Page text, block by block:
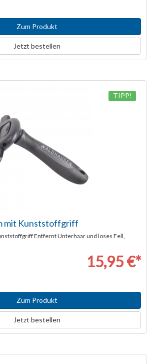
Zum Produkt
Jetzt bestellen
TIPP!
mit Kunststoffgriff
Entfernt Unterhaar und loses Fell,
15,95 €*
Zum Produkt
Jetzt bestellen